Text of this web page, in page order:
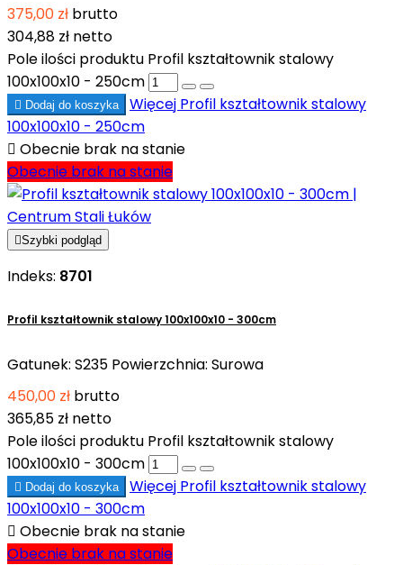
375,00 zł brutto
304,88 zł netto
Pole ilości produktu Profil kształtownik stalowy
100x100x10 - 250cm
 Dodaj do koszyka Więcej Profil kształtownik stalowy
100x100x10 - 250cm
 Obecnie brak na stanie
Obecnie brak na stanie
Szybki podgląd
Indeks: 8701
Profil kształtownik stalowy 100x100x10 - 300cm
Gatunek: S235 Powierzchnia: Surowa
450,00 zł brutto
365,85 zł netto
Pole ilości produktu Profil kształtownik stalowy
100x100x10 - 300cm
 Dodaj do koszyka Więcej Profil kształtownik stalowy
100x100x10 - 300cm
 Obecnie brak na stanie
Obecnie brak na stanie